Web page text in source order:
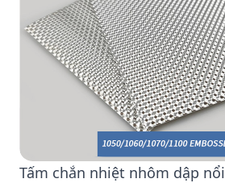
Tấm chắn nhiệt nhôm dập nổi